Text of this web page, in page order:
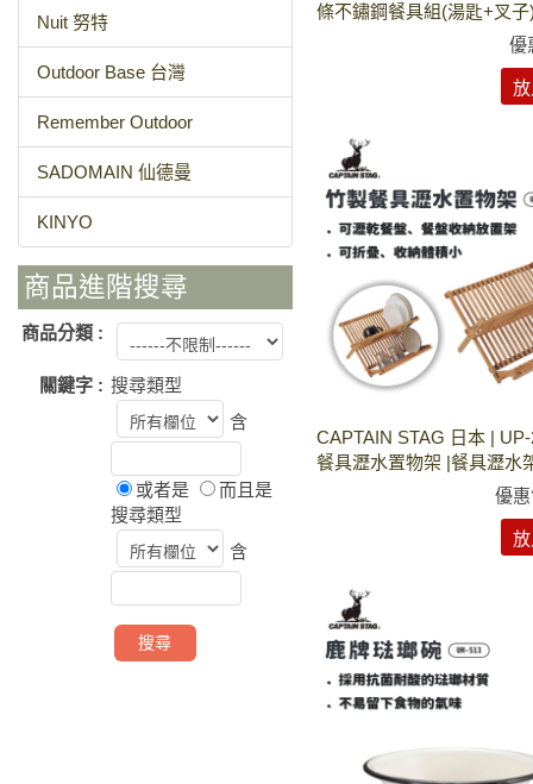
Nuit 努特
Outdoor Base 台灣
Remember Outdoor
SADOMAIN 仙德曼
KINYO
商品進階搜尋
商品分類 :
關鍵字 : 搜尋類型
含
或者是
而且是
搜尋類型
含
條不鏽鋼餐具組(湯匙+叉子
優
CAPTAIN STAG 日本 |
餐具瀝水置物架 |餐具瀝水
優